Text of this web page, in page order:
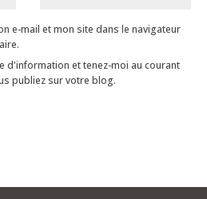
e-mail et mon site dans le navigateur
d'information et tenez-moi au courant
publiez sur votre blog.